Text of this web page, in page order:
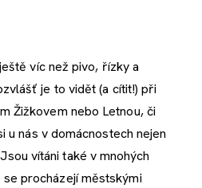
víc než pivo, řízky a
je to vidět (a cítit!) při
Žižkovem nebo Letnou, či
u nás v domácnostech nejen
vítáni také v mnohých
procházejí městskými